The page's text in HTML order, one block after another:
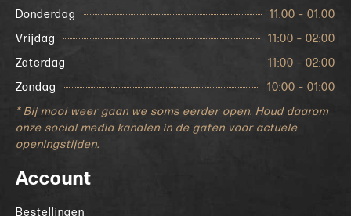
Donderdag
11:00 – 01:00
Vrijdag
11:00 – 02:00
Zaterdag
11:00 – 02:00
Zondag
10:00 – 01:00
* Bij mooi weer gaan we soms eerder open. Houd daarom
onze social media kanalen in de gaten voor actuele
openingstijden.
Account
Bestellingen